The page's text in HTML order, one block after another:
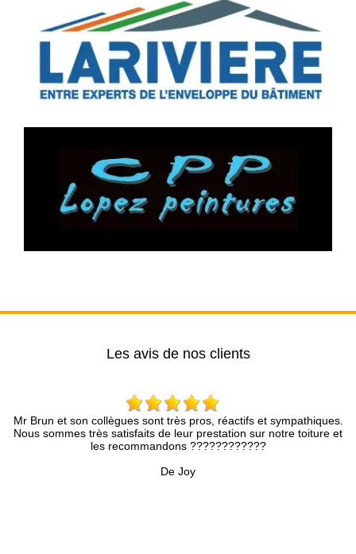
Les avis de nos clients
collègues sont très pros, réactifs et sympathiques.
très satisfaits de leur prestation sur notre toiture et
les recommandons ????????????
Entreprise
rapidement, le